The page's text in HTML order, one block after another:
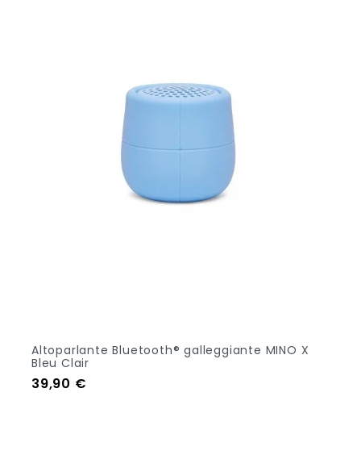
Altoparlante Bluetooth® galleggiante MINO X
Bleu Clair
Prezzo
39,90 €